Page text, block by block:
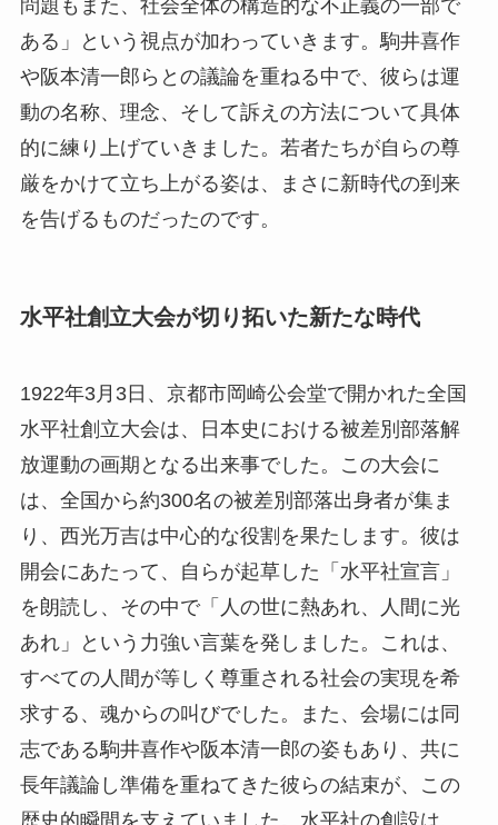
問題もまた、社会全体の構造的な不正義の一部で
ある」という視点が加わっていきます。駒井喜作
や阪本清一郎らとの議論を重ねる中で、彼らは運
動の名称、理念、そして訴えの方法について具体
的に練り上げていきました。若者たちが自らの尊
厳をかけて立ち上がる姿は、まさに新時代の到来
を告げるものだったのです。
水平社創立大会が切り拓いた新たな時代
1922年3月3日、京都市岡崎公会堂で開かれた全国
水平社創立大会は、日本史における被差別部落解
放運動の画期となる出来事でした。この大会に
は、全国から約300名の被差別部落出身者が集ま
り、西光万吉は中心的な役割を果たします。彼は
開会にあたって、自らが起草した「水平社宣言」
を朗読し、その中で「人の世に熱あれ、人間に光
あれ」という力強い言葉を発しました。これは、
すべての人間が等しく尊重される社会の実現を希
求する、魂からの叫びでした。また、会場には同
志である駒井喜作や阪本清一郎の姿もあり、共に
長年議論し準備を重ねてきた彼らの結束が、この